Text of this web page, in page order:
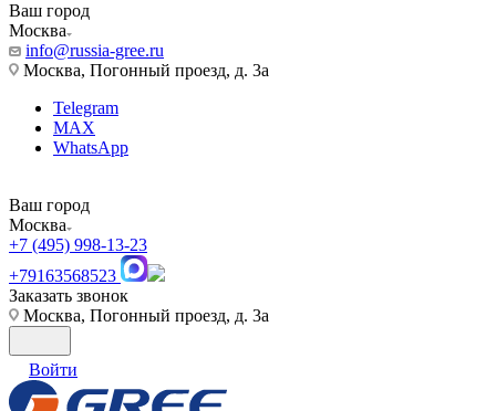
Ваш город
Москва
info@russia-gree.ru
Москва, Погонный проезд, д. 3а
Telegram
MAX
WhatsApp
Ваш город
Москва
+7 (495) 998-13-23
+79163568523
Заказать звонок
Москва, Погонный проезд, д. 3а
Войти